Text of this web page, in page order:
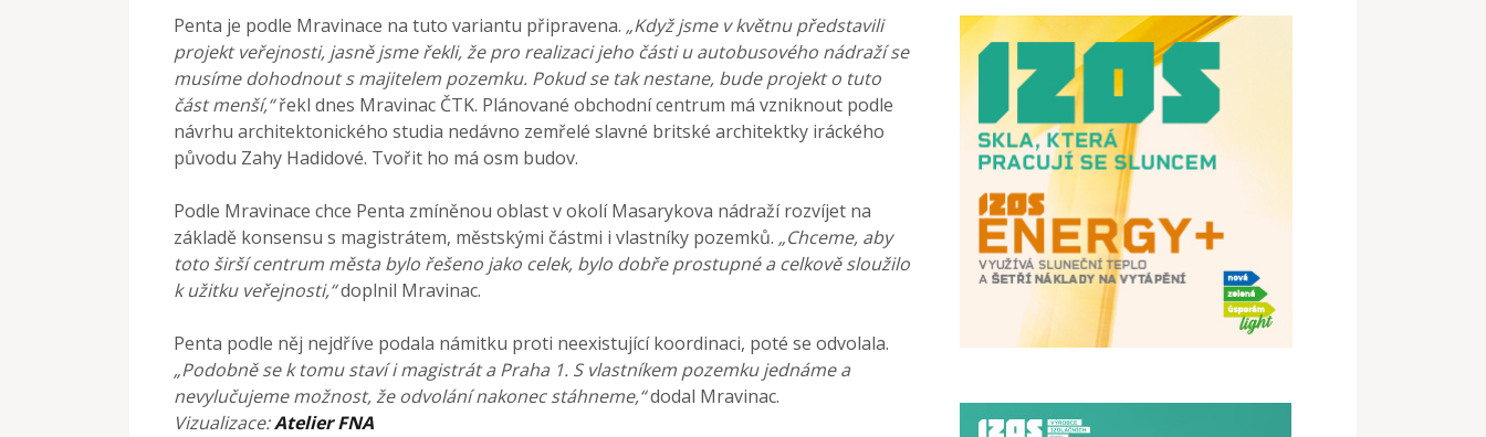
Penta je podle Mravinace na tuto variantu připravena. „Když jsme v květnu představili
projekt veřejnosti, jasně jsme řekli, že pro realizaci jeho části u autobusového nádraží se
musíme dohodnout s majitelem pozemku. Pokud se tak nestane, bude projekt o tuto
část menší,“řekl dnes Mravinac ČTK. Plánované obchodní centrum má vzniknout podle
návrhu architektonického studia nedávno zemřelé slavné britské architektky iráckého
původu Zahy Hadidové. Tvořit ho má osm budov.
Podle Mravinace chce Penta zmíněnou oblast v okolí Masarykova nádraží rozvíjet na
základě konsensu s magistrátem, městskými částmi i vlastníky pozemků. „Chceme, aby
toto širší centrum města bylo řešeno jako celek, bylo dobře prostupné a celkově sloužilo
k užitku veřejnosti,“doplnil Mravinac.
Penta podle něj nejdříve podala námitku proti neexistující koordinaci, poté se odvolala.
„Podobně se k tomu staví i magistrát a Praha 1. S vlastníkem pozemku jednáme a
nevylučujeme možnost, že odvolání nakonec stáhneme,“dodal Mravinac.
Vizualizace:Atelier FNA